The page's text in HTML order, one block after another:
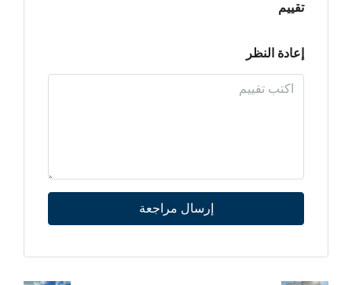
تقييم
إعادة النظر
إرسال مراجعة